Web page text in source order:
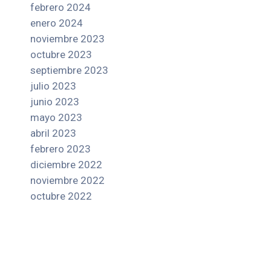
febrero 2024
enero 2024
noviembre 2023
octubre 2023
septiembre 2023
julio 2023
junio 2023
mayo 2023
abril 2023
febrero 2023
diciembre 2022
noviembre 2022
octubre 2022